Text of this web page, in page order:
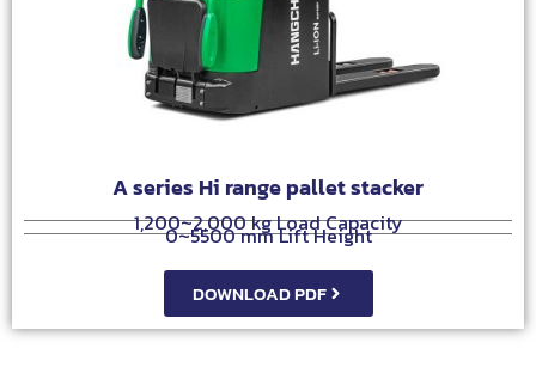
A series Hi range pallet stacker
1,200~2,000 kg Load Capacity
0~5500 mm Lift Height
DOWNLOAD PDF